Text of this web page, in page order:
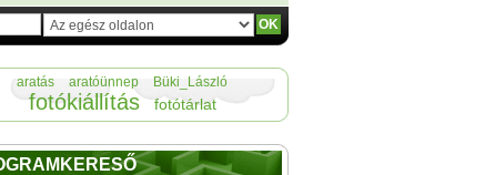
aratás aratóünnep Büki_László
fotókiállítás fotótárlat